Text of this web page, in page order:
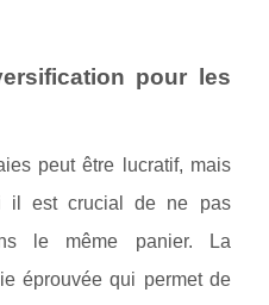
pour les
peut être lucratif, mais
il est crucial de ne pas
le même panier. La
éprouvée qui permet de